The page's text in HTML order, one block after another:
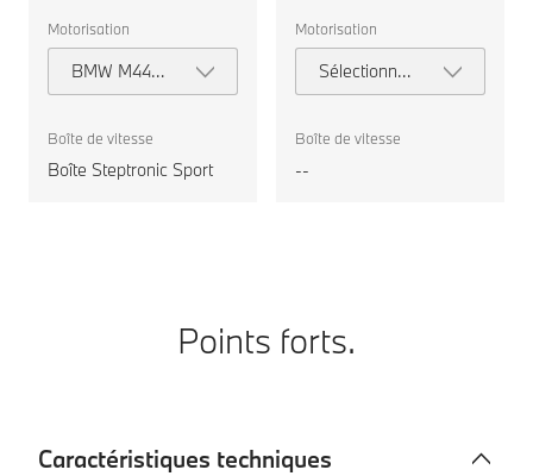
Motorisation
BMW M440i
xDrive
Boîte de vitesse
Boîte Steptronic Sport
Motorisation
Sélectionner
la
Boîte de vitesse
--
Points forts.
Caractéristiques techniques